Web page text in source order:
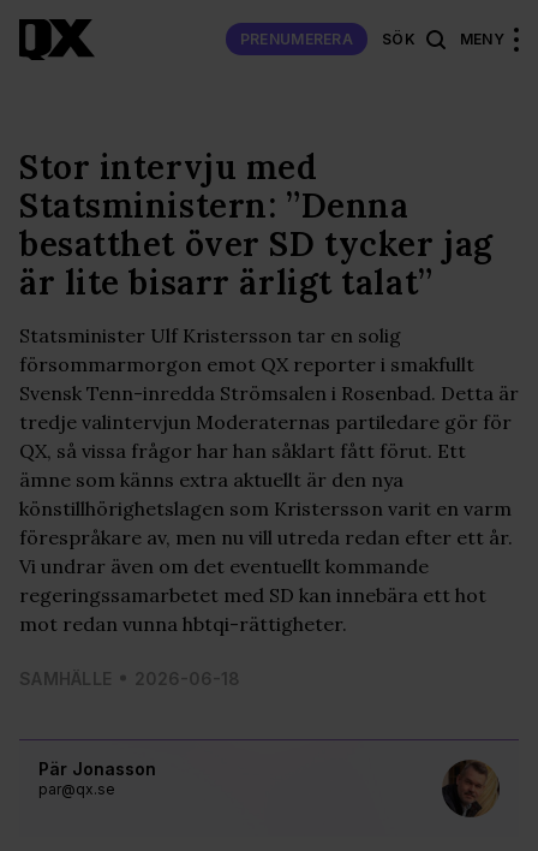
PRENUMERERA SÖK MENY
Pär Jonasson
par@qx.se
Stor intervju med
Statsministern: ”Denna
besatthet över SD tycker jag
är lite bisarr ärligt talat”
Statsminister Ulf Kristersson tar en solig
försommarmorgon emot QX reporter i smakfullt
Svensk Tenn-inredda Strömsalen i Rosenbad. Detta är
tredje valintervjun Moderaternas partiledare gör för
QX, så vissa frågor har han såklart fått förut. Ett
ämne som känns extra aktuellt är den nya
könstillhörighetslagen som Kristersson varit en varm
förespråkare av, men nu vill utreda redan efter ett år.
Vi undrar även om det eventuellt kommande
regeringssamarbetet med SD kan innebära ett hot
mot redan vunna hbtqi-rättigheter.
SAMHÄLLE 2026-06-18